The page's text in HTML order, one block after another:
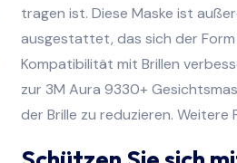
tragen ist. Diese Maske ist
ausgestattet, das sich der
Kompatibilität mit Brillen
zur 3M Aura 9330+
der Brille zu reduzieren.